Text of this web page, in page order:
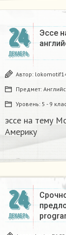
24
ДЕКАБРЬ
Эссе
Автор:
Предмет:
Уровень: 5 - 9
эссе на тему
Америку​
24
ДЕКАБРЬ